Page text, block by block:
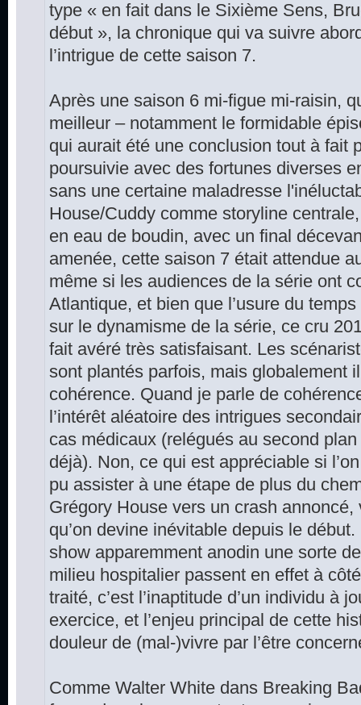
type « en fait dans le Sixième Sens,
début », la chronique qui va suivre
l’intrigue de cette saison 7.
Après une saison 6 mi-figue mi-raisin,
meilleur – notamment le formidable
qui aurait été une conclusion tout à fait
poursuivie avec des fortunes diverses
sans une certaine maladresse
House/Cuddy comme storyline
en eau de boudin, avec un final
amenée, cette saison 7 était attendue
même si les audiences de la série ont
Atlantique, et bien que l’usure du
sur le dynamisme de la série, ce cru
fait avéré très satisfaisant. Les
sont plantés parfois, mais globalement
cohérence. Quand je parle de
l’intérêt aléatoire des intrigues
cas médicaux (relégués au second
déjà). Non, ce qui est appréciable si
pu assister à une étape de plus du
Grégory House vers un crash
qu’on devine inévitable depuis le
show apparemment anodin une sorte
milieu hospitalier passent en effet à
traité, c’est l’inaptitude d’un individu à
exercice, et l’enjeu principal de cette
douleur de (mal-)vivre par l’être
Comme Walter White dans Breaking